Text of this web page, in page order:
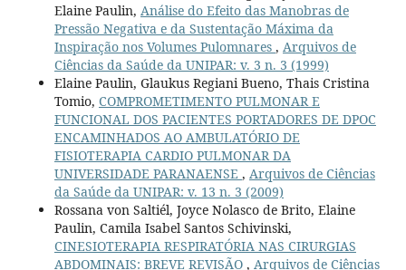
Elaine Paulin, Análise do Efeito das Manobras de
Pressão Negativa e da Sustentação Máxima da
Inspiração nos Volumes Pulomnares , Arquivos de
Ciências da Saúde da UNIPAR: v. 3 n. 3 (1999)
Elaine Paulin, Glaukus Regiani Bueno, Thais Cristina
Tomio, COMPROMETIMENTO PULMONAR E
FUNCIONAL DOS PACIENTES PORTADORES DE DPOC
ENCAMINHADOS AO AMBULATÓRIO DE
FISIOTERAPIA CARDIO PULMONAR DA
UNIVERSIDADE PARANAENSE , Arquivos de Ciências
da Saúde da UNIPAR: v. 13 n. 3 (2009)
Rossana von Saltiél, Joyce Nolasco de Brito, Elaine
Paulin, Camila Isabel Santos Schivinski,
CINESIOTERAPIA RESPIRATÓRIA NAS CIRURGIAS
ABDOMINAIS: BREVE REVISÃO , Arquivos de Ciências